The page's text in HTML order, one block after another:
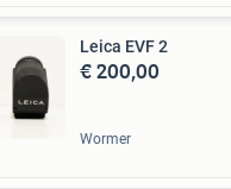
Leica EVF 2
€ 200,00
Wormer